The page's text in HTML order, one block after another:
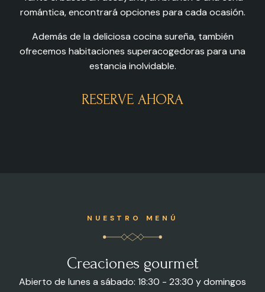
romántica, encontrará opciones para cada ocasión.
Además de la deliciosa cocina sureña, también
ofrecemos habitaciones superacogedoras para una
estancia inolvidable.
RESERVE AHORA
NUESTRO MENÚ
Creaciones gourmet
Abierto de lunes a sábado: 18:30 - 23:30 y domingos